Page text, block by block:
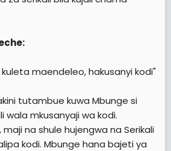
maendeleo, hakusanyi kodi"
tutambue kuwa Mbunge si
wala mkusanyaji wa kodi.
na shule hujengwa na Serikali
kodi. Mbunge hana bajeti ya